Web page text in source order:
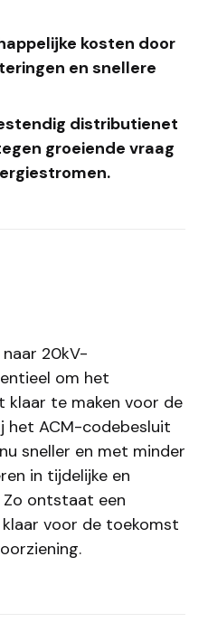
kosten door
en snellere
distributienet
groeiende vraag
naar 20kV-
om het
klaar te maken voor de
het ACM-codebesluit
sneller en met minder
in tijdelijke en
ontstaat een
voor de toekomst